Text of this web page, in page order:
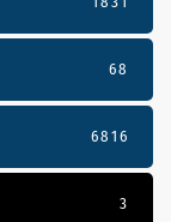
68
6816
3